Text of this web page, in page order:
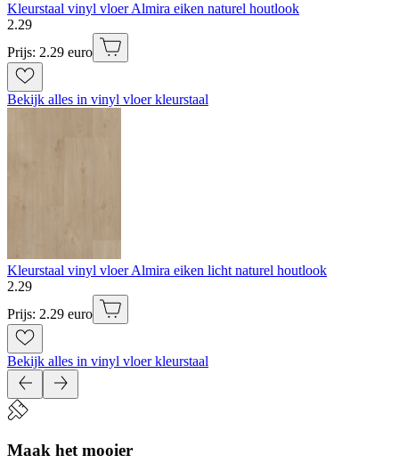
Kleurstaal vinyl vloer Almira eiken naturel houtlook
2.29
Prijs: 2.29 euro
Bekijk alles in vinyl vloer kleurstaal
Kleurstaal vinyl vloer Almira eiken licht naturel houtlook
2.29
Prijs: 2.29 euro
Bekijk alles in vinyl vloer kleurstaal
Maak het mooier